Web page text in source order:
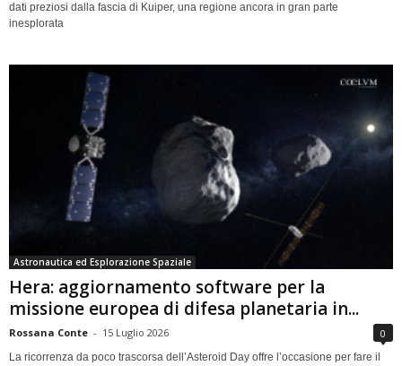
dati preziosi dalla fascia di Kuiper, una regione ancora in gran parte
inesplorata
Astronautica ed Esplorazione Spaziale
Hera: aggiornamento software per la
missione europea di difesa planetaria in...
Rossana Conte - 15 Luglio 2026 0
La ricorrenza da poco trascorsa dell’Asteroid Day offre l’occasione per fare il